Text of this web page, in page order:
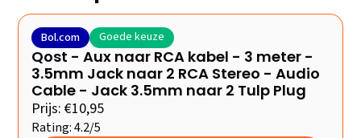
Bol.com Goede keuze
Qost - Aux naar RCA kabel - 3 meter -
3.5mm Jack naar 2 RCA Stereo - Audio
Cable - Jack 3.5mm naar 2 Tulp Plug
Prijs: €10,95
Rating: 4.2/5